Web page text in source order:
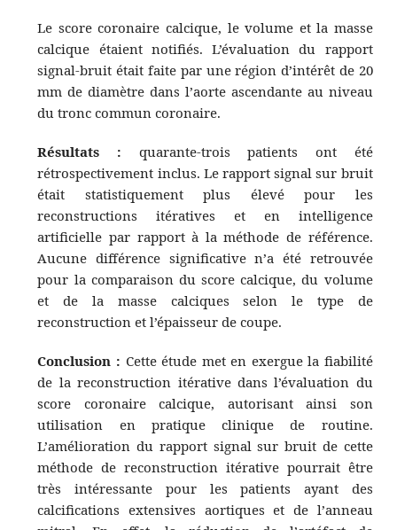
Le score coronaire calcique, le volume et la masse
calcique étaient notifiés. L’évaluation du rapport
signal-bruit était faite par une région d’intérêt de 20
mm de diamètre dans l’aorte ascendante au niveau
du tronc commun coronaire.
Résultats : quarante-trois patients ont été
rétrospectivement inclus. Le rapport signal sur bruit
était statistiquement plus élevé pour les
reconstructions itératives et en intelligence
artificielle par rapport à la méthode de référence.
Aucune différence significative n’a été retrouvée
pour la comparaison du score calcique, du volume
et de la masse calciques selon le type de
reconstruction et l’épaisseur de coupe.
Conclusion : Cette étude met en exergue la fiabilité
de la reconstruction itérative dans l’évaluation du
score coronaire calcique, autorisant ainsi son
utilisation en pratique clinique de routine.
L’amélioration du rapport signal sur bruit de cette
méthode de reconstruction itérative pourrait être
très intéressante pour les patients ayant des
calcifications extensives aortiques et de l’anneau